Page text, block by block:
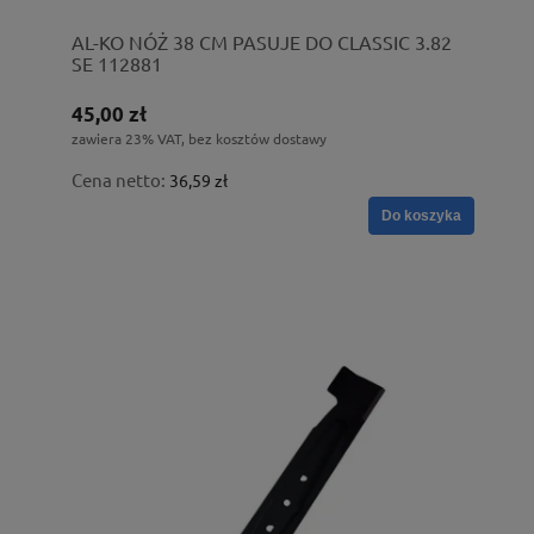
AL-KO NÓŻ 38 CM PASUJE DO CLASSIC 3.82
SE 112881
45,00 zł
zawiera 23% VAT, bez kosztów dostawy
Cena netto: 36,59 zł
Do koszyka